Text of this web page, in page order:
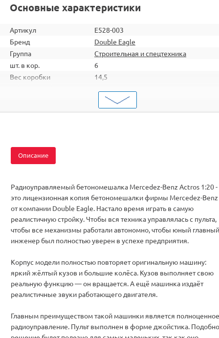
Основные характеристики
Артикул
E528-003
Бренд
Double Eagle
Группа
Строительная и спецтехника
шт. в кор.
6
Вес коробки
14,5
2000000054988
Описание
Радиоуправляемый бетономешалка Mercedez-Benz Actros 1:20 -
это лицензионная копия бетономешалки фирмы Mercedez-Benz
от компании Double Eagle. Настало время играть в самую
реалистичную стройку. Чтобы вся техника управлялась с пульта,
чтобы все механизмы работали автономно, чтобы юный главный
инженер был полностью уверен в успехе предприятия.
Корпус модели полностью повторяет оригинальную машину:
яркий жёлтый кузов и большие колёса. Кузов выполняет свою
реальную функцию — он вращается. А ещё машинка издаёт
реалистичные звуки работающего двигателя.
Главным преимуществом такой машинки является полноценное
радиоуправление. Пульт выполнен в форме джойстика.